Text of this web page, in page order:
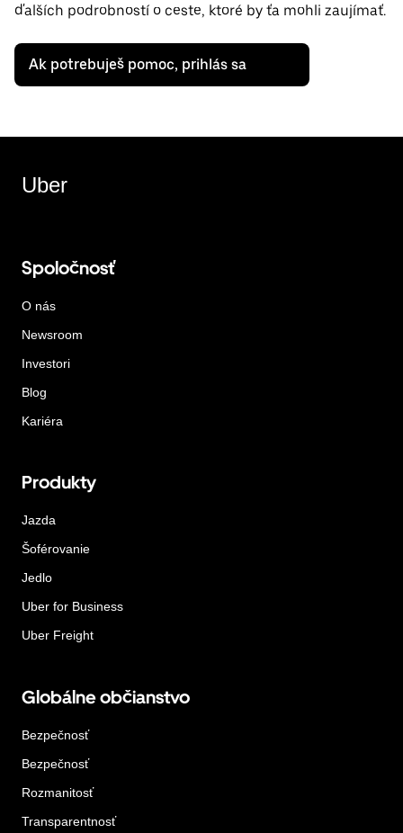
ďalších podrobností o ceste, ktoré by ťa mohli zaujímať.
Ak potrebuješ pomoc, prihlás sa
Uber
Spoločnosť
O nás
Newsroom
Investori
Blog
Kariéra
Produkty
Jazda
Šoférovanie
Jedlo
Uber for Business
Uber Freight
Globálne občianstvo
Bezpečnosť
Bezpečnosť
Rozmanitosť
Transparentnosť